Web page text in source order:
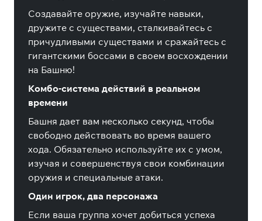
Создавайте оружие, изучайте навыки,
дружите с существами, сталкивайтесь с
причудливыми существами и сражайтесь с
гигантскими боссами в своем восхождении
на Башню!
Комбо-система действий в реальном
времени
Башня дает вам несколько секунд, чтобы
свободно действовать во время вашего
хода. Обязательно используйте их с умом,
изучая и совершенствуя свои комбинации
оружия и специальные атаки.
Один игрок, два персонажа
Если ваша группа хочет добиться успеха